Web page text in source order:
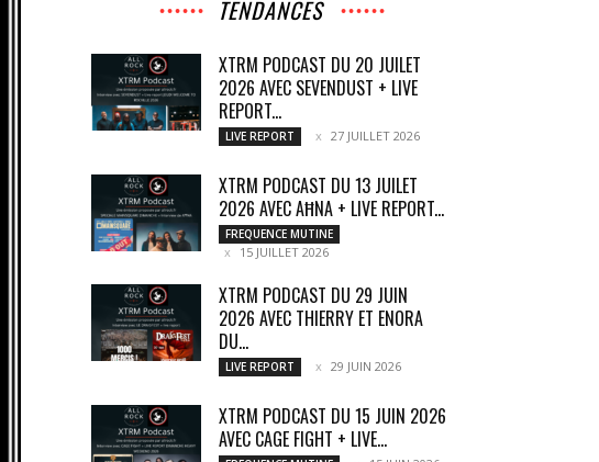
TENDANCES
XTRM PODCAST DU 20 JUILET
2026 AVEC SEVENDUST + LIVE
REPORT...
LIVE REPORT 27 JUILLET 2026
XTRM PODCAST DU 13 JUILET
2026 AVEC AĦNA + LIVE REPORT...
FREQUENCE MUTINE
15 JUILLET 2026
XTRM PODCAST DU 29 JUIN
2026 AVEC THIERRY ET ENORA
DU...
LIVE REPORT 29 JUIN 2026
XTRM PODCAST DU 15 JUIN 2026
AVEC CAGE FIGHT + LIVE...